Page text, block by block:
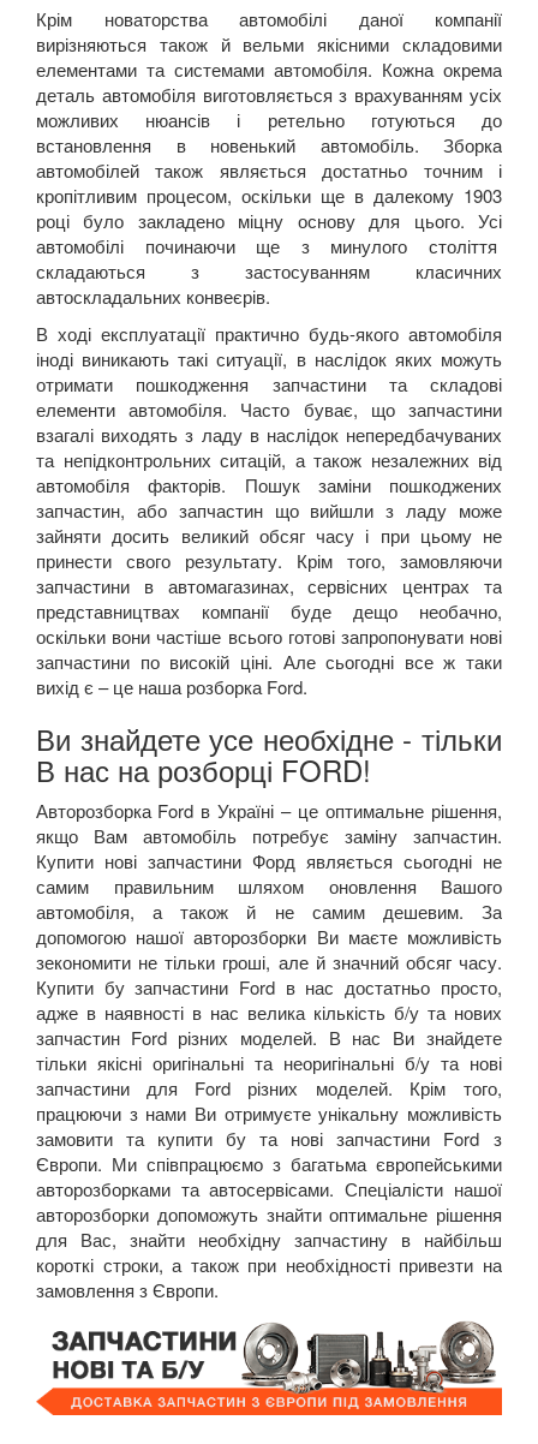
Крім новаторства автомобілі даної компанії
вирізняються також й вельми якісними складовими
елементами та системами автомобіля. Кожна окрема
деталь автомобіля виготовляється з врахуванням усіх
можливих нюансів і ретельно готуються до
встановлення в новенький автомобіль. Зборка
автомобілей також являється достатньо точним і
кропітливим процесом, оскільки ще в далекому 1903
році було закладено міцну основу для цього. Усі
автомобілі починаючи ще з минулого століття
складаються з застосуванням класичних
автоскладальних конвеєрів.
В ході експлуатації практично будь-якого автомобіля
іноді виникають такі ситуації, в наслідок яких можуть
отримати пошкодження запчастини та складові
елементи автомобіля. Часто буває, що запчастини
взагалі виходять з ладу в наслідок непередбачуваних
та непідконтрольних ситацій, а також незалежних від
автомобіля факторів. Пошук заміни пошкоджених
запчастин, або запчастин що вийшли з ладу може
зайняти досить великий обсяг часу і при цьому не
принести свого результату. Крім того, замовляючи
запчастини в автомагазинах, сервісних центрах та
представництвах компанії буде дещо необачно,
оскільки вони частіше всього готові запропонувати нові
запчастини по високій ціні. Але сьогодні все ж таки
вихід є – це наша розборка Ford.
Ви знайдете усе необхідне - тільки
В нас на розборці FORD!
Авторозборка Ford в Україні – це оптимальне рішення,
якщо Вам автомобіль потребує заміну запчастин.
Купити нові запчастини Форд являється сьогодні не
самим правильним шляхом оновлення Вашого
автомобіля, а також й не самим дешевим. За
допомогою нашої авторозборки Ви маєте можливість
зекономити не тільки гроші, але й значний обсяг часу.
Купити бу запчастини Ford в нас достатньо просто,
адже в наявності в нас велика кількість б/у та нових
запчастин Ford різних моделей. В нас Ви знайдете
тільки якісні оригінальні та неоригінальні б/у та нові
запчастини для Ford
різних моделей. Крім того,
працюючи з нами Ви отримуєте унікальну можливість
замовити та купити бу та нові запчастини Ford з
Європи. Ми співпрацюємо з багатьма європейськими
авторозборками та автосервісами. Спеціалісти нашої
авторозборки допоможуть знайти оптимальне рішення
для Вас, знайти необхідну запчастину в найбільш
короткі строки, а також при необхідності привезти на
замовлення з Європи.